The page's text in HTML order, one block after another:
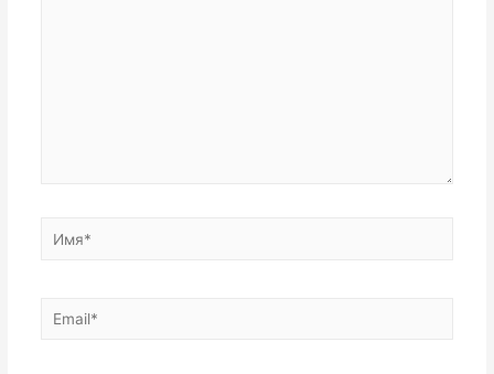
Имя*
Email*